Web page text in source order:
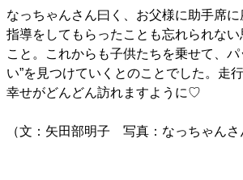
なっちゃんさん曰く、お父様に助手席
指導をしてもらったことも忘れられな
こと。これからも子供たちを乗せて、パ
い”を見つけていくとのことでした。走
幸せがどんどん訪れますように♡
（文：矢田部明子 写真：なっちゃんさ